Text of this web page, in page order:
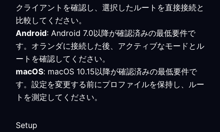
クライアントを確認し、選択したルートを直接接続と
比較してください。
Android: Android 7.0以降が確認済みの最低要件で
す。オランダに接続した後、アクティブなモードとル
ートを確認してください。
macOS: macOS 10.15以降が確認済みの最低要件で
す。設定を変更する前にプロファイルを保持し、ルー
トを測定してください。
Setup